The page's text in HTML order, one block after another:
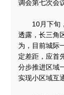
调会第七次会
10月下旬，
透露，长三角
为，目前城际
定差距，应首
分步推进区域
实现小区域互